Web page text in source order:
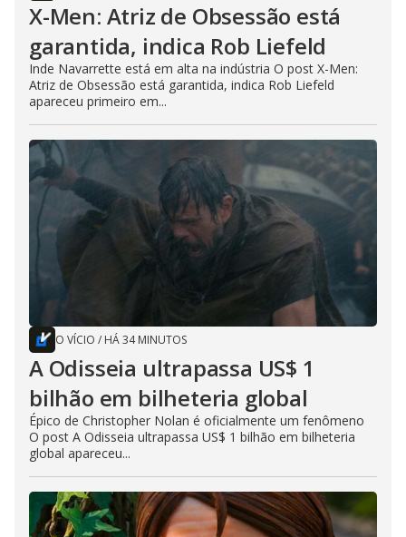
X-Men: Atriz de Obsessão está
garantida, indica Rob Liefeld
Inde Navarrette está em alta na indústria O post X-Men:
Atriz de Obsessão está garantida, indica Rob Liefeld
apareceu primeiro em...
O VÍCIO / HÁ 34 MINUTOS
A Odisseia ultrapassa US$ 1
bilhão em bilheteria global
Épico de Christopher Nolan é oficialmente um fenômeno
O post A Odisseia ultrapassa US$ 1 bilhão em bilheteria
global apareceu...